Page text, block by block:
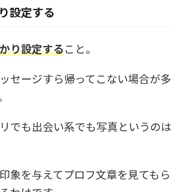
設定する
り設定すること。
セージすら帰ってこない場合が多
でも出会い系でも写真というのは
象を与えてプロフ文章を見てもら